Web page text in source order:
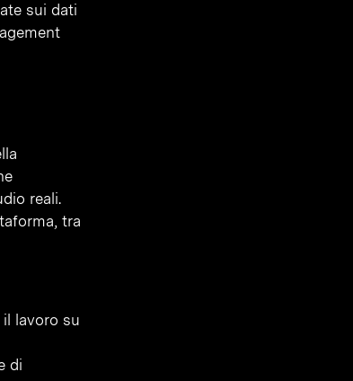
sui dati
reali.
tra
lavoro su
di